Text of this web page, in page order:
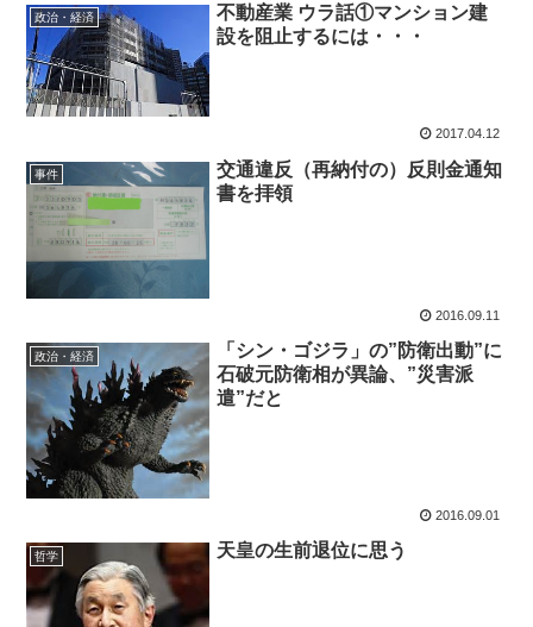
政治・経済
不動産業 ウラ話①マンション建
設を阻止するには・・・
2017.04.12
事件
交通違反（再納付の）反則金通知
書を拝領
2016.09.11
政治・経済
「シン・ゴジラ」の”防衛出動”に
石破元防衛相が異論、”災害派
遣”だと
2016.09.01
哲学 天皇の生前退位に思う